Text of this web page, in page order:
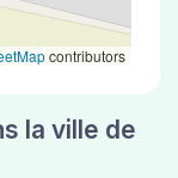
contributors
la ville de